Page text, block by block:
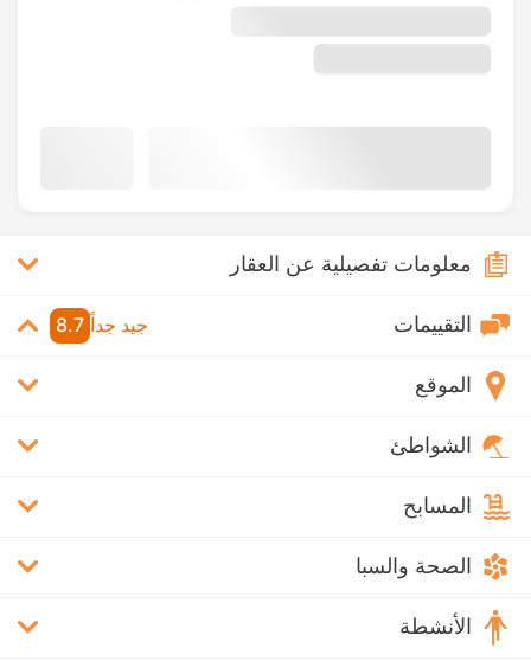
معلومات تفصيلية عن العقار
التقييمات جيد جداً 8.7
الموقع
الشواطئ
المسابح
الصحة والسبا
الأنشطة